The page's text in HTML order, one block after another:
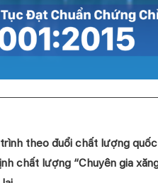
trình theo đuổi chất lượng
chất lượng “Chuyên gia